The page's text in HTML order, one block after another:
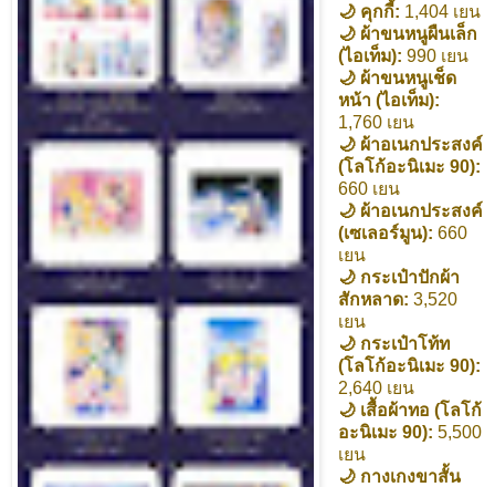
🌙 คุกกี้: 1,404 เยน
🌙 ผ้าขนหนูผืนเล็ก
(ไอเท็ม): 990 เยน
🌙 ผ้าขนหนูเช็ด
หน้า (ไอเท็ม):
1,760 เยน
🌙 ผ้าอเนกประสงค์
(โลโก้อะนิเมะ 90):
660 เยน
🌙 ผ้าอเนกประสงค์
(เซเลอร์มูน): 660
เยน
🌙 กระเป๋าปักผ้า
สักหลาด: 3,520
เยน
🌙 กระเป๋าโท้ท
(โลโก้อะนิเมะ 90):
2,640 เยน
🌙 เสื้อผ้าทอ (โลโก้
อะนิเมะ 90): 5,500
เยน
🌙 กางเกงขาสั้น